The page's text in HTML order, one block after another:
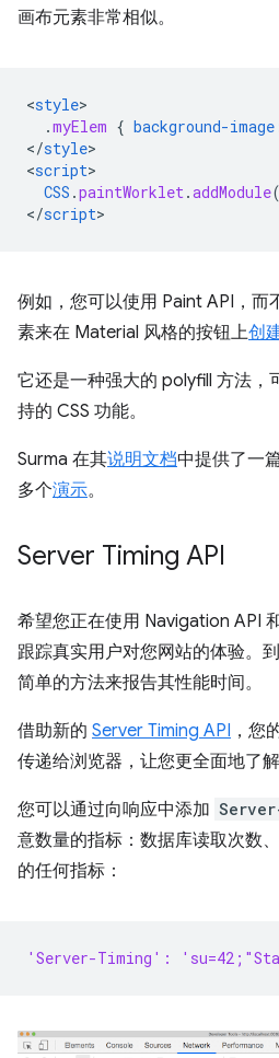
画布元素非常相似。
<style
.myElem { background-image
</style>
<script
CSS .paintWorklet.addModule(
</script
例如，您可以使用 Paint API，而
素来在 Material 风格的按钮上创
它还是一种强大的 polyfill 方法，
持的 CSS 功能。
Surma 在其说明文档中提供了一
多个演示。
Server Timing API
希望您正在使用 Navigation API
跟踪真实用户对您网站的体验。
简单的方法来报告其性能时间。
借助新的 Server Timing API ，您
传递给浏览器，让您更全面地了解
您可以通过向响应中添加
意数量的指标：数据库读取次数
的任何指标：
'Server-Timing':